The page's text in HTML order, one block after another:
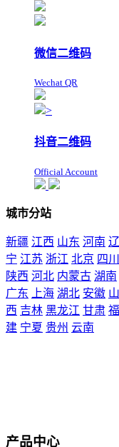
产品中心
微信二维码
Wechat QR
>
抖音二维码
Official Account
城市分站
新疆 江西 山东 河南 辽
宁 江苏 浙江 北京 四川
陕西 河北 内蒙古 湖南
广东
上海 湖北 安徽 山
西 吉林 黑龙江 甘肃 福
建 宁夏 贵州 云南